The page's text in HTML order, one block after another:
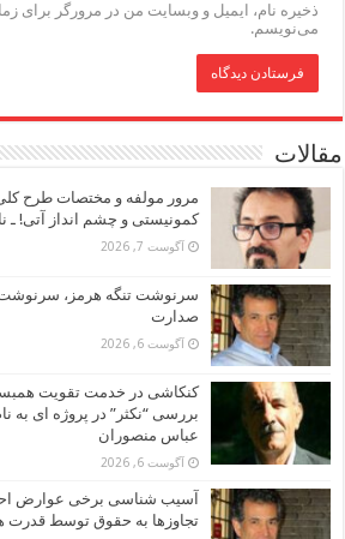
ذخیره نام، ایمیل و وبسایت من در مرورگر برای
می‌نویسم.
مقالات
مرور مولفه و مختصات طرح کلی
کمونیستی و چشم انداز آتی! ـ
آگوست 7, 2026
سرنوشت تنگه هرمز، سرنوشت
صدارت
آگوست 6, 2026
کنکاشی در خدمت تقویت
عباس منصوران
آگوست 6, 2026
آسیب شناسی برخی عوارض
تجاوزها به حقوق توسط قدرت